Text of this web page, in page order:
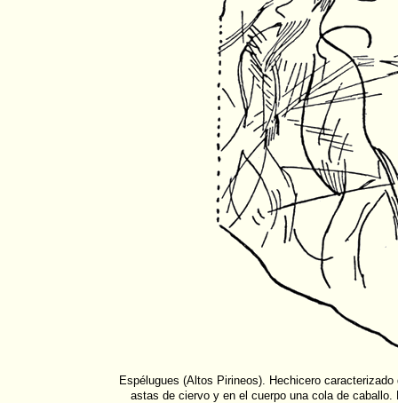
Espélugues (Altos Pirineos). Hechicero
astas de ciervo y en el cuerpo una cola de caballo.